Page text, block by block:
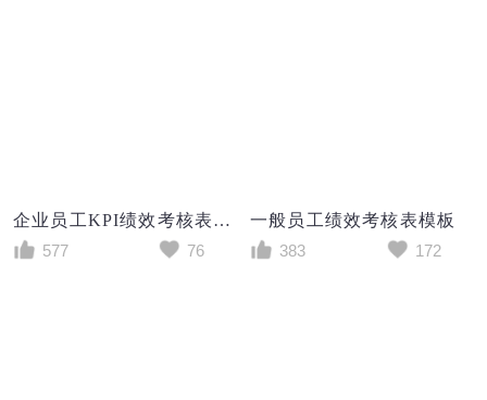
企业员工KPI绩效考核表（KPI考核用）excel模板
577
76
一般员工绩效考核表模板
383
172